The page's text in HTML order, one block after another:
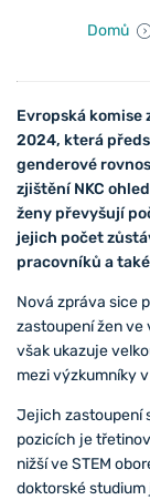
Domů
Evropská komise
2024, která
genderové
zjištění NKC
ženy převyšují
jejich počet
pracovníků a
Nová zpráva sice
zastoupení žen
však ukazuje
mezi výzkumníky
Jejich zastoupení
pozicích je
nižší ve STEM
doktorské studium